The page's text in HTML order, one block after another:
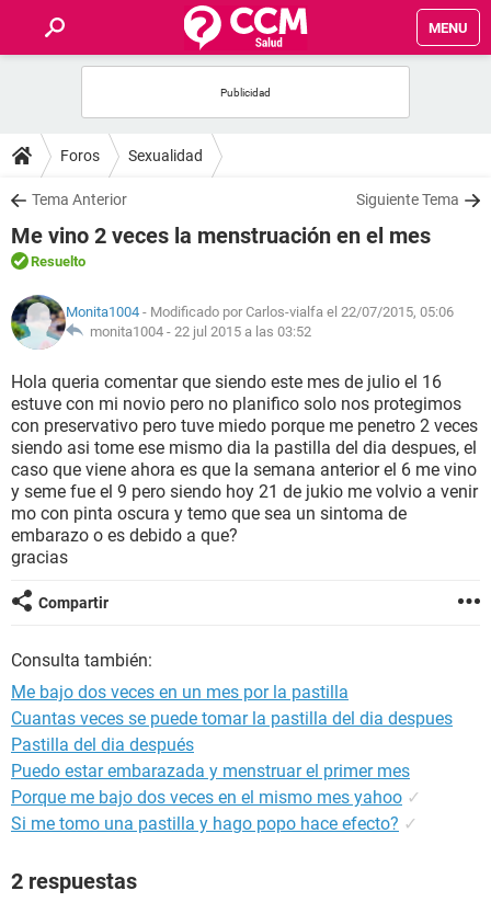
MENU
FOROS
SALUD
FAMILIA
NUTRICIÓN
SEXUALIDAD
GLOSARIO
Foros Sexualidad
Tema Anterior Siguiente Tema
Me vino 2 veces la menstruación en el mes
Resuelto
Monita1004 - Modificado por Carlos-vialfa el 22/07/2015, 05:06
monita1004 - 22 jul 2015 a las 03:52
Hola queria comentar que siendo este mes de julio el 16
estuve con mi novio pero no planifico solo nos protegimos
con preservativo pero tuve miedo porque me penetro 2 veces
siendo asi tome ese mismo dia la pastilla del dia despues, el
caso que viene ahora es que la semana anterior el 6 me vino
y seme fue el 9 pero siendo hoy 21 de jukio me volvio a venir
mo con pinta oscura y temo que sea un sintoma de
embarazo o es debido a que?
gracias
Compartir
Consulta también:
Me bajo dos veces en un mes por la pastilla
Cuantas veces se puede tomar la pastilla del dia despues
Pastilla del dia después
Puedo estar embarazada y menstruar el primer mes
Porque me bajo dos veces en el mismo mes yahoo ✓
Si me tomo una pastilla y hago popo hace efecto? ✓
2 respuestas